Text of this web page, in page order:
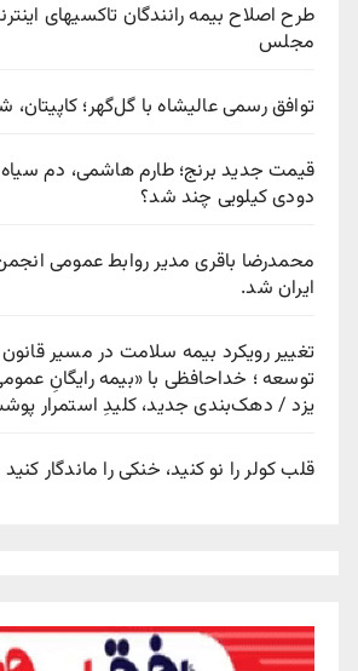
طرح اصلاح بیمه رانندگان تاکسیهای
مجلس
توافق رسمی عالیشاه با گل‌گهر؛
قیمت جدید برنج؛ طارم هاشمی، دم سیاه
دودی کیلویی چند شد؟
ایران شد.
تغییر رویکرد بیمه سلامت در مسیر
توسعه ؛ خداحافظی با «بیمه رایگانِ
یزد / دهک‌بندی جدید، کلیدِ استمرار
قلب کولر را نو کنید، خنکی را ماندگار کنید